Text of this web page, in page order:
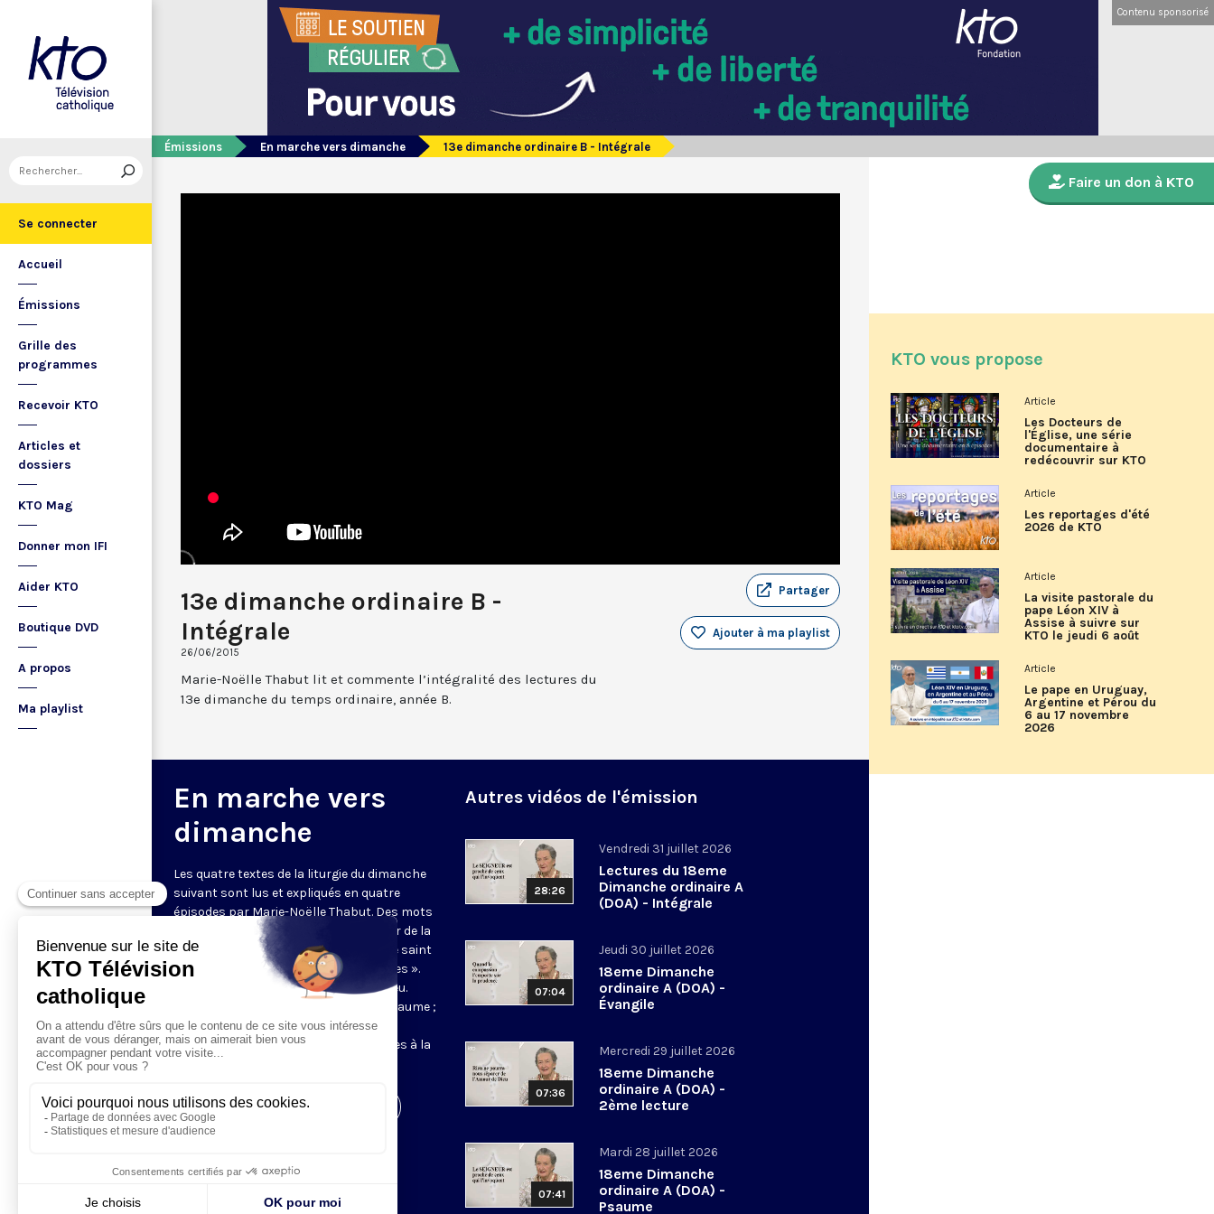
Se connecter
Accueil
Émissions
Grille des
programmes
Recevoir KTO
Articles et
dossiers
KTO Mag
Donner mon IFI
Aider KTO
Boutique DVD
A propos
Ma playlist
Contenu sponsorisé
Émissions En marche vers dimanche 13e dimanche ordinaire B - Intégrale
13e dimanche ordinaire B -
Intégrale
26/06/2015
Partager
Ajouter à ma playlist
Marie-Noëlle Thabut lit et commente l’intégralité des lectures du
13e dimanche du temps ordinaire, année B.
En marche vers
dimanche
Les quatre textes de la liturgie du dimanche
suivant sont lus et expliqués en quatre
épisodes par Marie-Noëlle Thabut. Des mots
simples et lumineux pour aller au cœur de la
Révélation biblique, entrer dans ce que saint
Luc appelle « l’intelligence des Écritures ».
Chaque jour, vivez avec la Parole de Dieu.
Lundi, la première lecture ; mardi, le psaume ;
mercredi, la deuxième lecture ; jeudi,
l’Évangile ; vendredi, les quatre épisodes à la
Visiter la page de l'émission
Autres vidéos de l'émission
28:26
Vendredi 31 juillet 2026
Lectures du 18eme
Dimanche ordinaire A
(DOA) - Intégrale
07:04
Jeudi 30 juillet 2026
18eme Dimanche
ordinaire A (DOA) -
Évangile
07:36
Mercredi 29 juillet 2026
18eme Dimanche
ordinaire A (DOA) -
2ème lecture
07:41
Mardi 28 juillet 2026
18eme Dimanche
ordinaire A (DOA) -
Psaume
Faire un don à KTO
KTO vous propose
Article
Les Docteurs de
l'Église, une série
documentaire à
redécouvrir sur KTO
Article
Les reportages d'été
2026 de KTO
Article
La visite pastorale du
pape Léon XIV à
Assise à suivre sur
KTO le jeudi 6 août
Article
Le pape en Uruguay,
Argentine et Pérou du
6 au 17 novembre
2026